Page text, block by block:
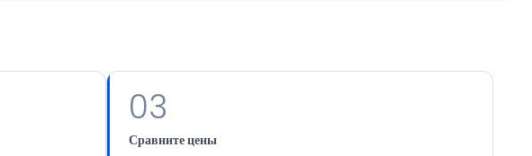
03
Сравните цены